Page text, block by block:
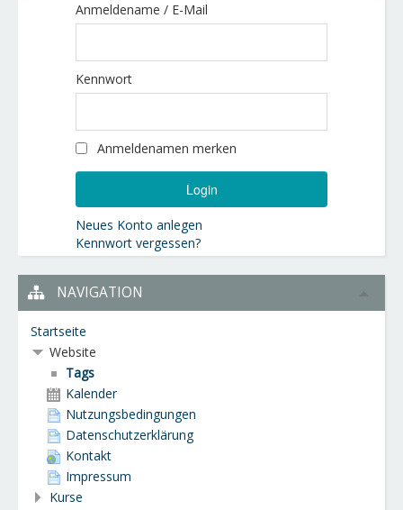
Anmeldename / E-Mail
Kennwort
Anmeldenamen merken
Neues Konto anlegen
Kennwort vergessen?
NAVIGATION
Startseite
Website
Tags
Kalender
Nutzungsbedingungen
Datenschutzerklärung
Kontakt
Impressum
Kurse